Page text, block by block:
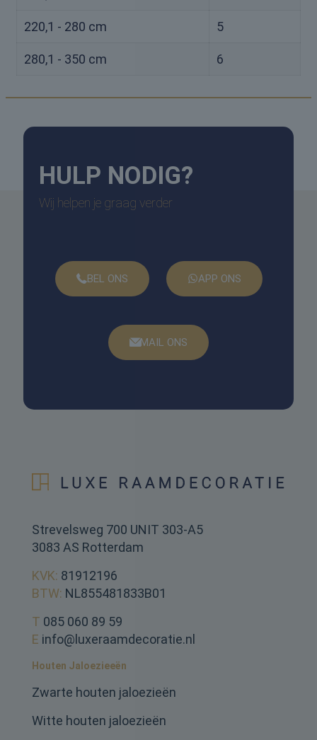
220,1 - 280 cm 5
280,1 - 350 cm 6
HULP NODIG?
Wij helpen je graag verder
BEL ONS APP ONS
MAIL ONS
Strevelsweg 700 UNIT 303-A5
3083 AS Rotterdam
KVK: 81912196
BTW: NL855481833B01
T 085 060 89 59
E info@luxeraamdecoratie.nl
Houten Jaloezieeën
Zwarte houten jaloezieën
Witte houten jaloezieën